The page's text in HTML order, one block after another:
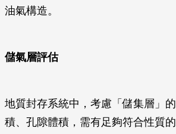
油氣構造。
儲氣層評估
地質封存系統中，考慮「儲集層」
積、孔隙體積，需有足夠符合性質